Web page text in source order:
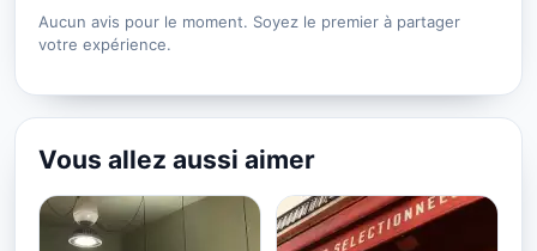
Aucun avis pour le moment. Soyez le premier à partager
votre expérience.
Vous allez aussi aimer